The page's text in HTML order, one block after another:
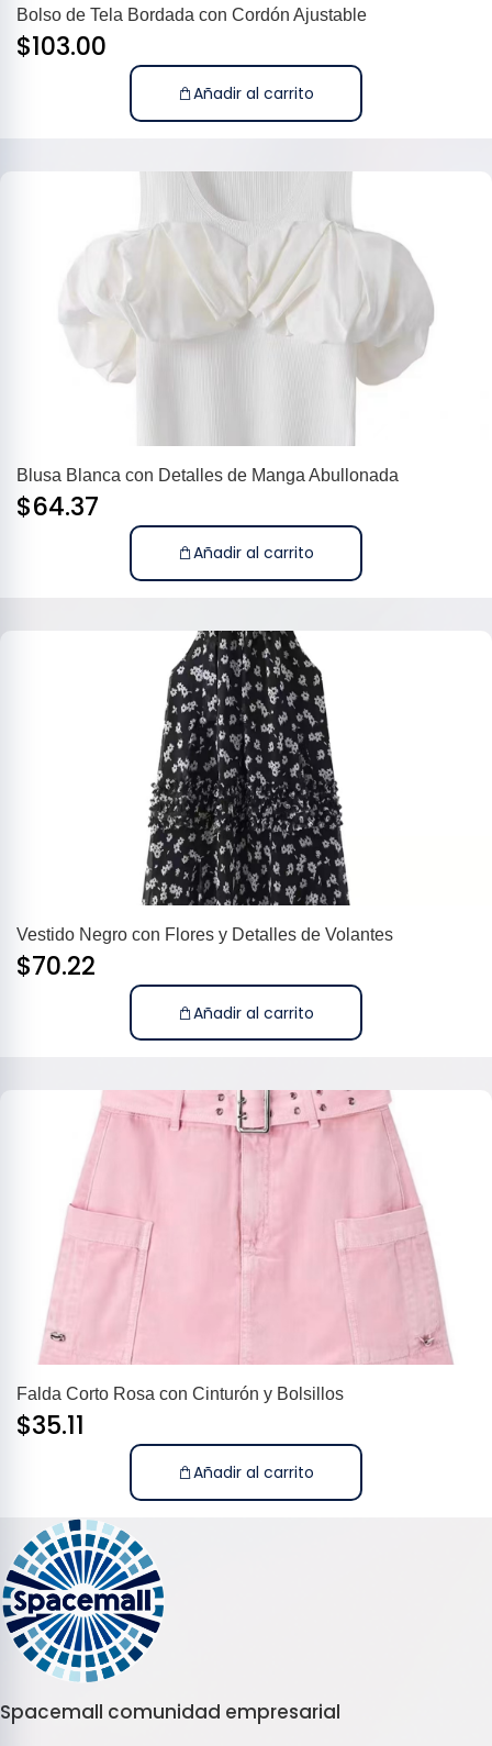
Bolso de Tela Bordada con Cordón Ajustable
$103.00
Añadir al carrito
Blusa Blanca con Detalles de Manga Abullonada
$64.37
Añadir al carrito
Vestido Negro con Flores y Detalles de Volantes
$70.22
Añadir al carrito
Falda Corto Rosa con Cinturón y Bolsillos
$35.11
Añadir al carrito
Spacemall comunidad empresarial